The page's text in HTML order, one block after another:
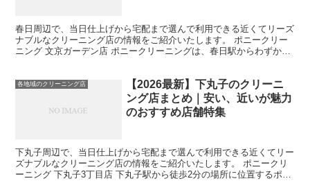
春日周辺で、当日仕上げから宅配まで選んで利用できる近くてリーズ
ナブルなクリーニング店の情報をご紹介いたします。 ポニークリー
ニング 文京ガーデン店 ポニークリーニングは、春日駅からわずか徒
各地域のクリーニング店
【2026最新】下丸子のクリーニ
ング店まとめ｜安い、近いが魅力
のおすすめ店舗特集
下丸子周辺で、当日仕上げから宅配まで選んで利用できる近くてリー
ズナブルなクリーニング店の情報をご紹介いたします。 ポニークリ
ーニング 下丸子3丁目店 下丸子駅から徒歩2分の場所に位置するポニ